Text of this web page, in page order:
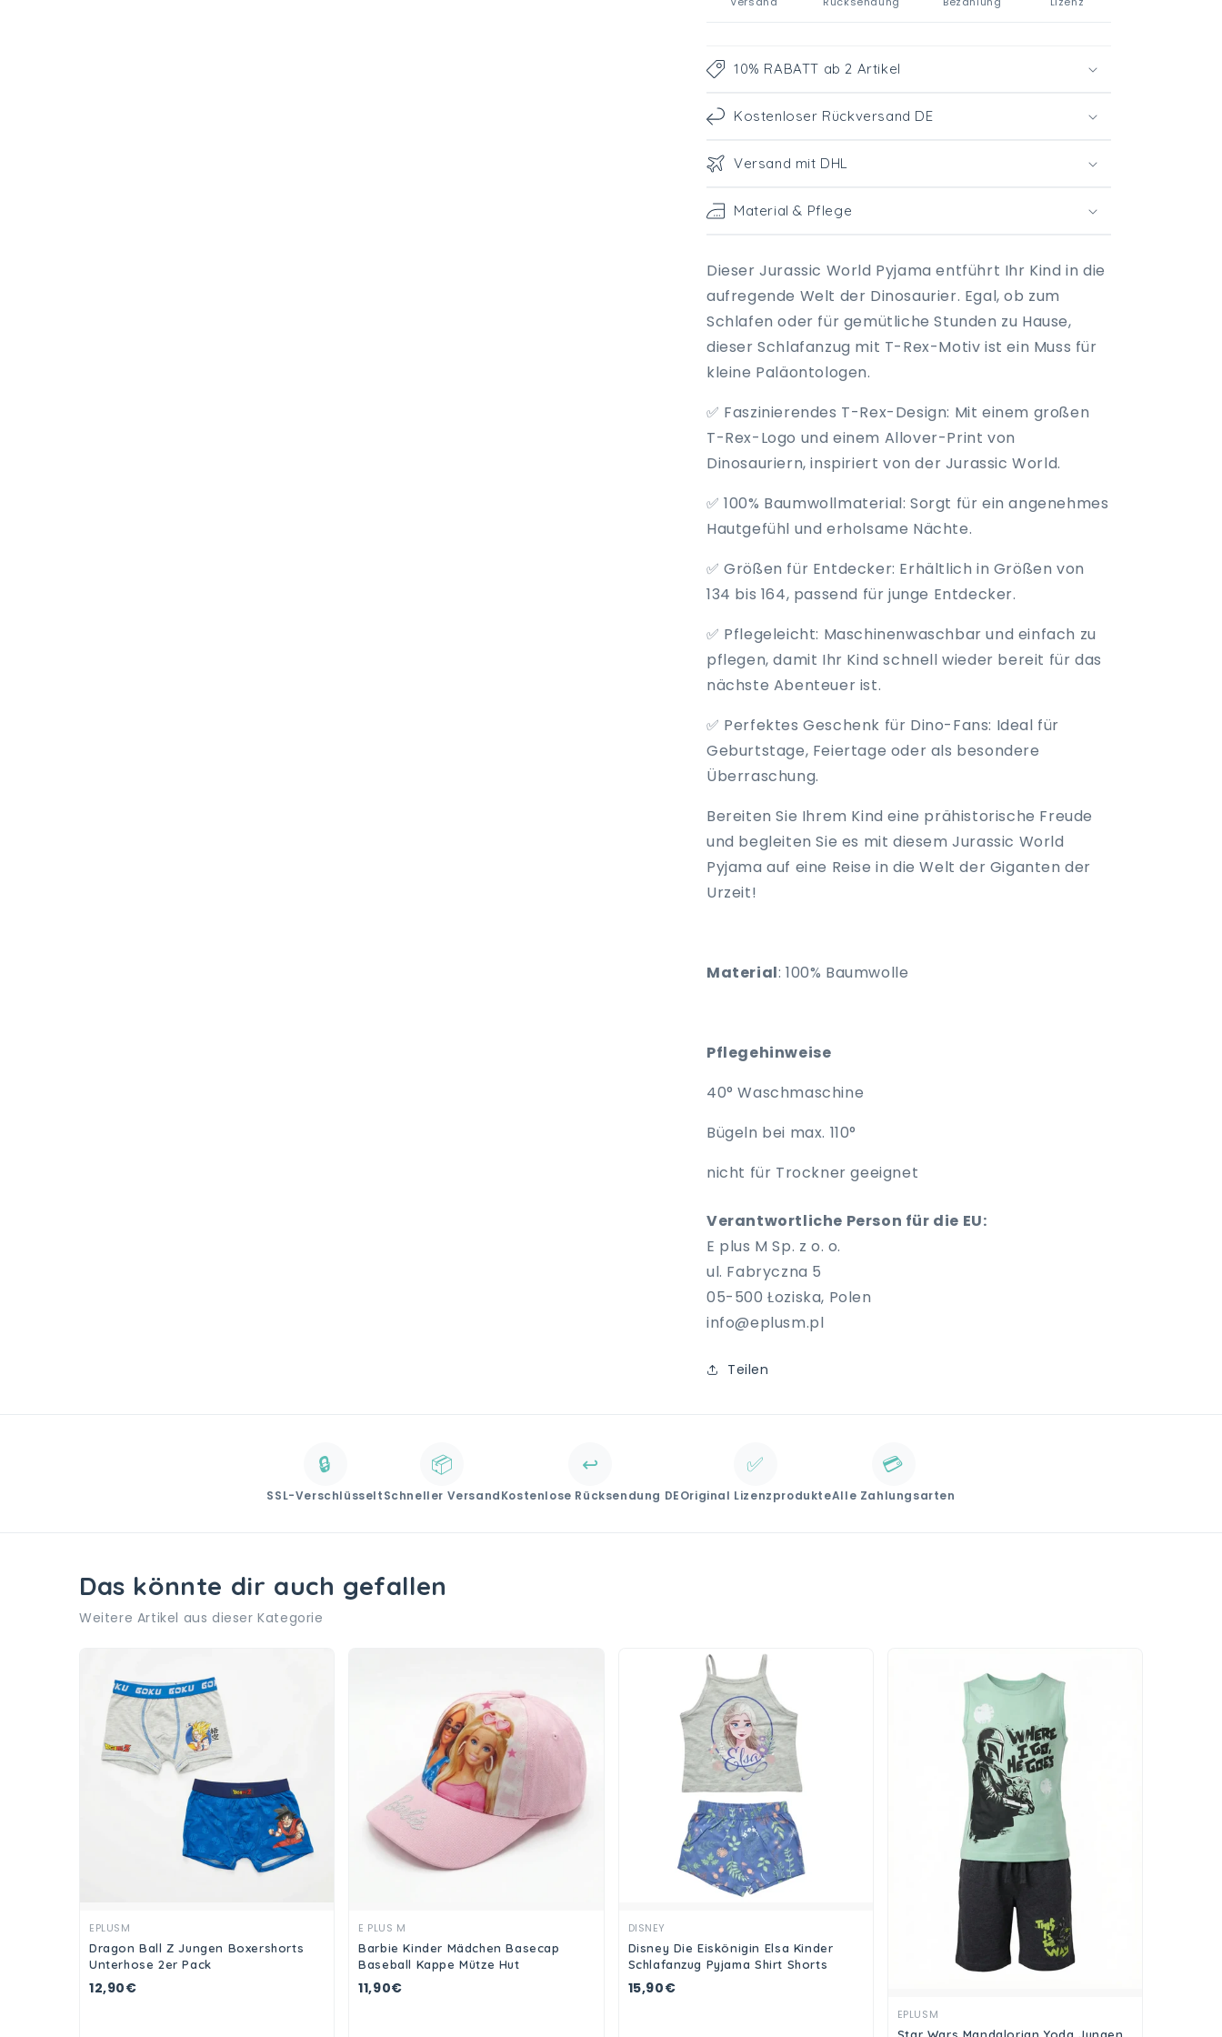
10% RABATT ab 2 Artikel
Kostenloser Rückversand DE
Versand mit DHL
Material & Pflege
Dieser Jurassic World Pyjama entführt Ihr Kind in die
aufregende Welt der Dinosaurier. Egal, ob zum
Schlafen oder für gemütliche Stunden zu Hause,
dieser Schlafanzug mit T-Rex-Motiv ist ein Muss für
kleine Paläontologen.
✅ Faszinierendes T-Rex-Design: Mit einem großen
T-Rex-Logo und einem Allover-Print von
Dinosauriern, inspiriert von der Jurassic World.
✅ 100% Baumwollmaterial: Sorgt für ein angenehmes
Hautgefühl und erholsame Nächte.
✅ Größen für Entdecker: Erhältlich in Größen von
134 bis 164, passend für junge Entdecker.
✅ Pflegeleicht: Maschinenwaschbar und einfach zu
pflegen, damit Ihr Kind schnell wieder bereit für das
nächste Abenteuer ist.
✅ Perfektes Geschenk für Dino-Fans: Ideal für
Geburtstage, Feiertage oder als besondere
Überraschung.
Bereiten Sie Ihrem Kind eine prähistorische Freude
und begleiten Sie es mit diesem Jurassic World
Pyjama auf eine Reise in die Welt der Giganten der
Urzeit!
Material: 100% Baumwolle
Pflegehinweise
40° Waschmaschine
Bügeln bei max. 110°
nicht für Trockner geeignet
Verantwortliche Person für die EU:
E plus M Sp. z o. o.
ul. Fabryczna 5
05-500 Łoziska, Polen
info@eplusm.pl
Teilen
🔒
SSL-Verschlüsselt
📦
Schneller Versand
↩️
Kostenlose Rücksendung DE
✅
Original Lizenzprodukte
💳
Alle Zahlungsarten
Das könnte dir auch gefallen
Weitere Artikel aus dieser Kategorie
EPLUSM
Dragon Ball Z Jungen Boxershorts
Unterhose 2er Pack
12,90€
E PLUS M
Barbie Kinder Mädchen Basecap
Baseball Kappe Mütze Hut
11,90€
DISNEY
Disney Die Eiskönigin Elsa Kinder
Schlafanzug Pyjama Shirt Shorts
15,90€
EPLUSM
Star Wars Mandalorian Yoda Jungen